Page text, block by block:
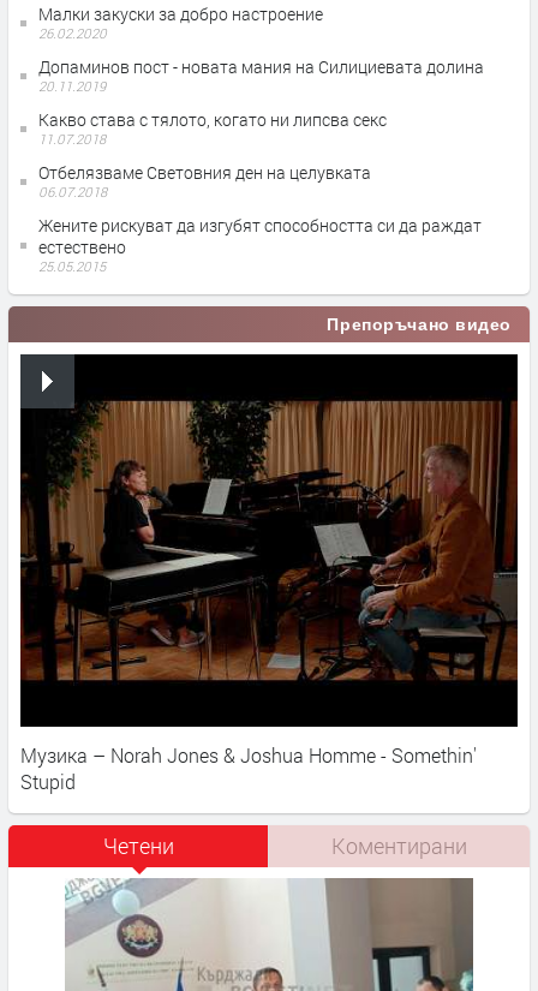
Малки закуски за добро настроение
26.02.2020
Допаминов пост - новата мания на Силициевата долина
20.11.2019
Какво става с тялото, когато ни липсва секс
11.07.2018
Отбелязваме Световния ден на целувката
06.07.2018
Жените рискуват да изгубят способността си да раждат
естествено
25.05.2015
Препоръчано видео
Музика – Norah Jones & Joshua Homme - Somethin'
Stupid
Четени Коментирани